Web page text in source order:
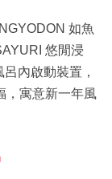
如魚
悠閒浸
內啟動裝置，
，寓意新一年風